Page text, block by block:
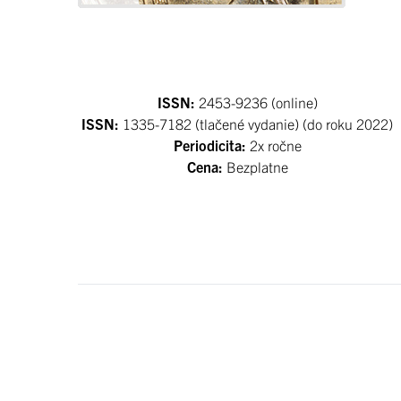
ISSN: 2453-9236 (online)
ISSN: 1335-7182 (tlačené vydanie) (do roku 2022)
Periodicita: 2x ročne
Cena: Bezplatne